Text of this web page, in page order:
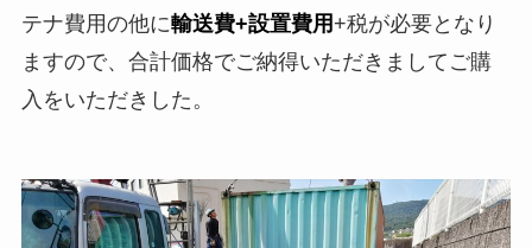
テナ費用の他に輸送費+設置費用+税が必要となり
ますので、合計価格でご納得いただきましてご購
入をいただきした。